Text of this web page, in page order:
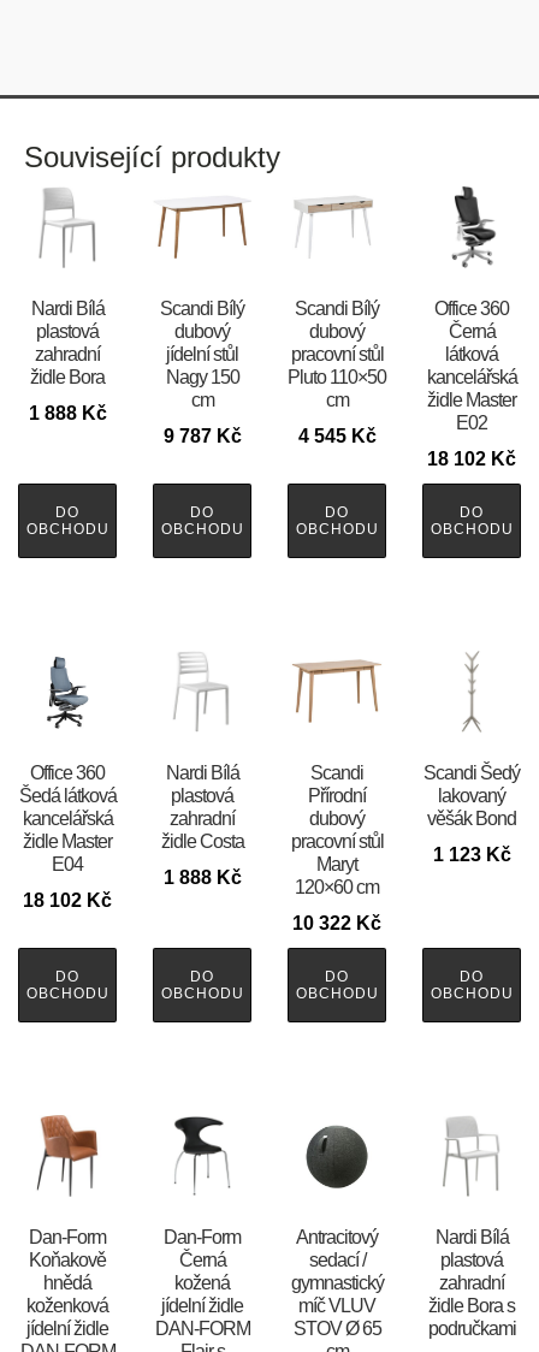
Související produkty
Nardi Bílá
plastová
zahradní
židle Bora
1 888 Kč
DO
OBCHODU
Scandi Bílý
dubový
jídelní stůl
Nagy 150
cm
9 787 Kč
DO
OBCHODU
Scandi Bílý
dubový
pracovní stůl
Pluto 110×50
cm
4 545 Kč
DO
OBCHODU
Office 360
Černá
látková
kancelářská
židle Master
E02
18 102 Kč
DO
OBCHODU
Office 360
Šedá látková
kancelářská
židle Master
E04
18 102 Kč
DO
OBCHODU
Nardi Bílá
plastová
zahradní
židle Costa
1 888 Kč
DO
OBCHODU
Scandi
Přírodní
dubový
pracovní stůl
Maryt
120×60 cm
10 322 Kč
DO
OBCHODU
Scandi Šedý
lakovaný
věšák Bond
1 123 Kč
DO
OBCHODU
​​​​​Dan-Form
Koňakově
hnědá
koženková
jídelní židle
​​​​​Dan-Form
Černá
kožená
jídelní židle
DAN-FORM
Antracitový
sedací /
gymnastický
míč VLUV
STOV Ø 65
Nardi Bílá
plastová
zahradní
židle Bora s
područkami